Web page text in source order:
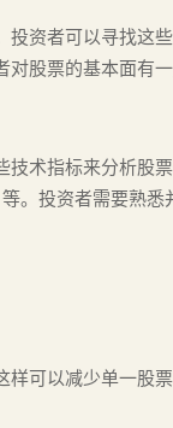
资者可以寻找这
股票的基本面有
术指标来分析股
。投资者需要熟
可以减少单一股